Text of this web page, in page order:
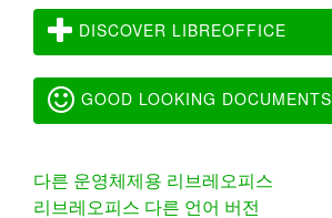
DISCOVER LIBREOFFICE
GOOD LOOKING DOCUMENTS
다른 운영체제용 리브레오피스
리브레오피스 다른 언어 버전